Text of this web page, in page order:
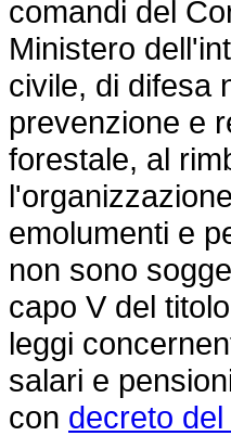
comandi del
Ministero
civile, di difesa
prevenzione e
forestale, al
emolumenti e
non sono
capo V del
leggi
salari e
con decreto